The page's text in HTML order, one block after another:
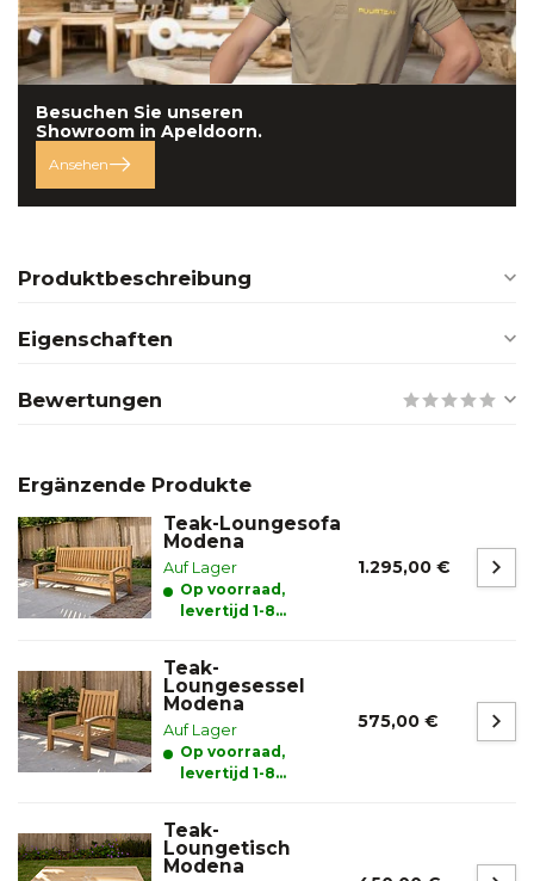
Besuchen Sie unseren
Showroom in Apeldoorn.
Ansehen
Produktbeschreibung
Eigenschaften
Bewertungen
Ergänzende Produkte
Teak-Loungesofa
Modena
Auf Lager
Op voorraad,
levertijd 1-8
1.295,00 €
Teak-
Loungesessel
Modena
Auf Lager
Op voorraad,
levertijd 1-8
575,00 €
Teak-
Loungetisch
Modena